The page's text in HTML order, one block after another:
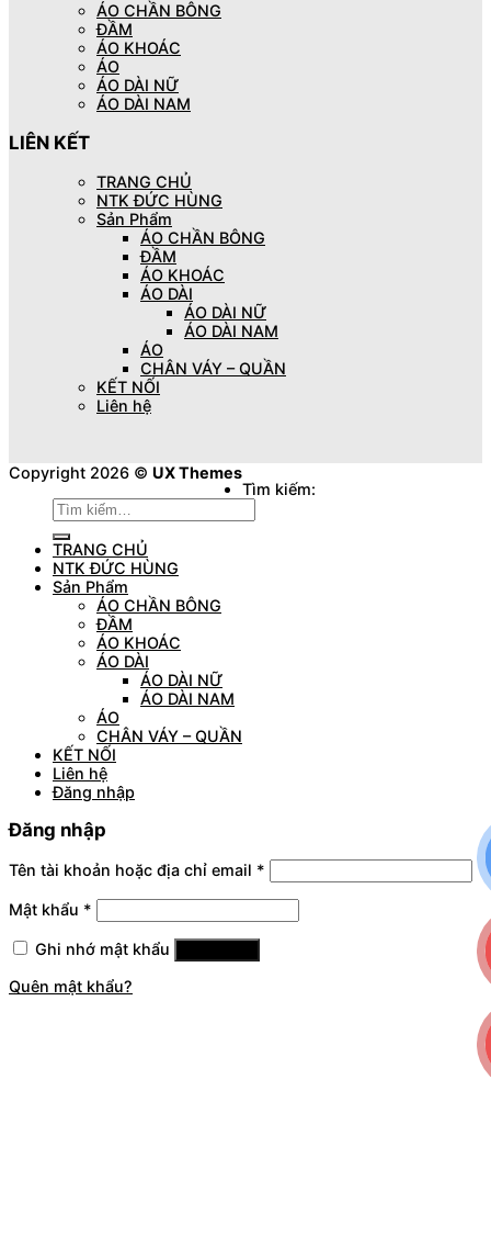
ÁO CHẦN BÔNG
ĐẦM
ÁO KHOÁC
ÁO
ÁO DÀI NỮ
ÁO DÀI NAM
LIÊN KẾT
TRANG CHỦ
NTK ĐỨC HÙNG
Sản Phẩm
ÁO CHẦN BÔNG
ĐẦM
ÁO KHOÁC
ÁO DÀI
ÁO DÀI NỮ
ÁO DÀI NAM
ÁO
CHÂN VÁY – QUẦN
KẾT NỐI
Liên hệ
Copyright 2026 © UX Themes
Tìm kiếm:
TRANG CHỦ
NTK ĐỨC HÙNG
Sản Phẩm
ÁO CHẦN BÔNG
ĐẦM
ÁO KHOÁC
ÁO DÀI
ÁO DÀI NỮ
ÁO DÀI NAM
ÁO
CHÂN VÁY – QUẦN
KẾT NỐI
Liên hệ
Đăng nhập
Đăng nhập
Tên tài khoản hoặc địa chỉ email *
Mật khẩu *
Ghi nhớ mật khẩu
Quên mật khẩu?